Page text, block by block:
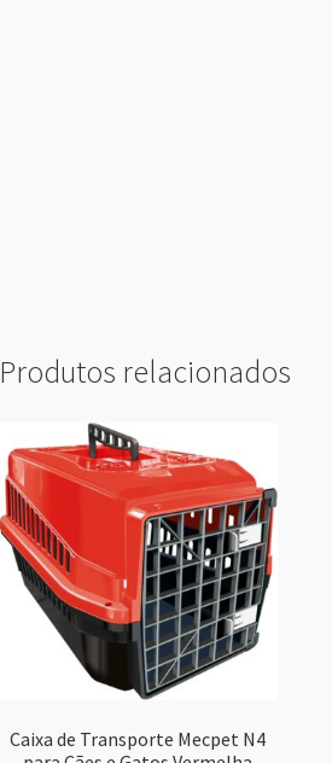
Produtos relacionados
Caixa de Transporte Mecpet N4